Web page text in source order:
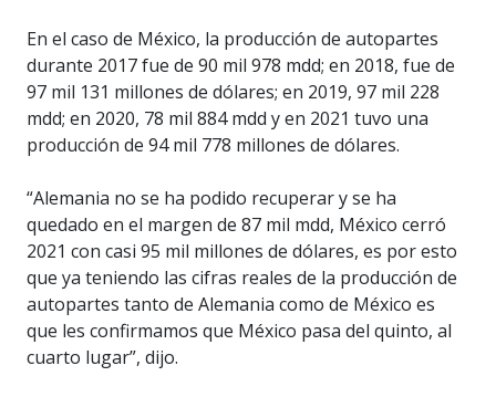
En el caso de México, la producción de autopartes
durante 2017 fue de 90 mil 978 mdd; en 2018, fue de
97 mil 131 millones de dólares; en 2019, 97 mil 228
mdd; en 2020, 78 mil 884 mdd y en 2021 tuvo una
producción de 94 mil 778 millones de dólares.
“Alemania no se ha podido recuperar y se ha
quedado en el margen de 87 mil mdd, México cerró
2021 con casi 95 mil millones de dólares, es por esto
que ya teniendo las cifras reales de la producción de
autopartes tanto de Alemania como de México es
que les confirmamos que México pasa del quinto, al
cuarto lugar”, dijo.